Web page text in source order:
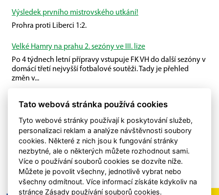
Výsledek prvního mistrovského utkání!
Prohra proti Liberci 1:2.
Velké Hamry na prahu 2. sezóny ve III. lize
Po 4 týdnech letní přípravy vstupuje FK VH do další sezóny v
domácí třetí nejvyšší fotbalové soutěži. Tady je přehled
změn v...
Příprava U19
Tato webová stránka používá cookies
Tyto webové stránky používají k poskytování služeb,
personalizaci reklam a analýze návštěvnosti soubory
cookies. Některé z nich jsou k fungování stránky
nezbytné, ale o některých můžete rozhodnout sami.
Více o používání souborů cookies se dozvíte níže.
Můžete je povolit všechny, jednotlivě vybrat nebo
všechny odmítnout. Více informací získáte kdykoliv na
stránce Zásady používání souborů cookies.